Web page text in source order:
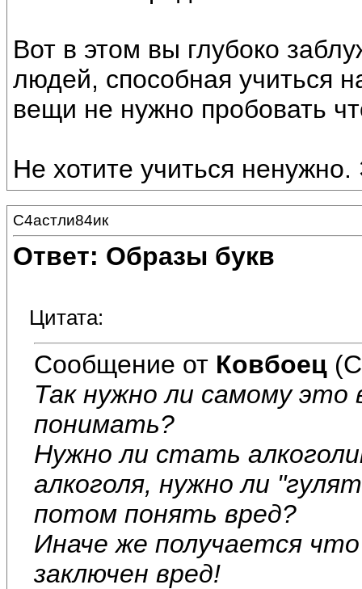
Вот в этом вы глубоко
людей, способная учиться
вещи не нужно пробовать
Не хотите учиться
С4астли84ик
Ответ: Образы букв
Цитата:
Сообщение от Ковбоец
Так нужно ли самому
понимать?
Нужно ли стать
алкоголя, нужно ли
потом понять вред?
Иначе же получается
заключен вред!